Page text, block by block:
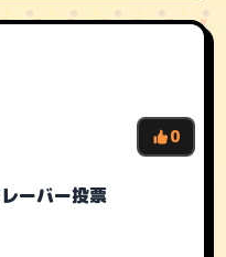
0
ーバー投票